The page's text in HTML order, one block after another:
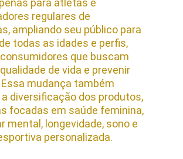
para atletas e
regulares de
ampliando seu público para
todas as idades e perfis,
que buscam
de vida e prevenir
mudança também
diversificação dos produtos,
focadas em saúde feminina,
mental, longevidade, sono e
personalizada.